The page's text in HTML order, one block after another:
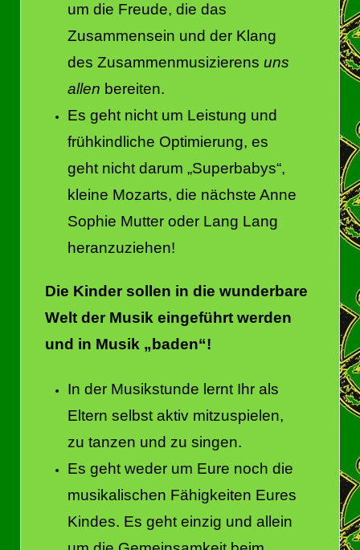
um die Freude, die das
Zusammensein und der Klang
des Zusammenmusizierens uns
allen bereiten.
Es geht nicht um Leistung und
frühkindliche Optimierung, es
geht nicht darum „Superbabys“,
kleine Mozarts, die nächste Anne
Sophie Mutter oder Lang Lang
heranzuziehen!
Die Kinder sollen in die wunderbare
Welt der Musik eingeführt werden
und in Musik „baden“!
In der Musikstunde lernt Ihr als
Eltern selbst aktiv mitzuspielen,
zu tanzen und zu singen.
Es geht weder um Eure noch die
musikalischen Fähigkeiten Eures
Kindes. Es geht einzig und allein